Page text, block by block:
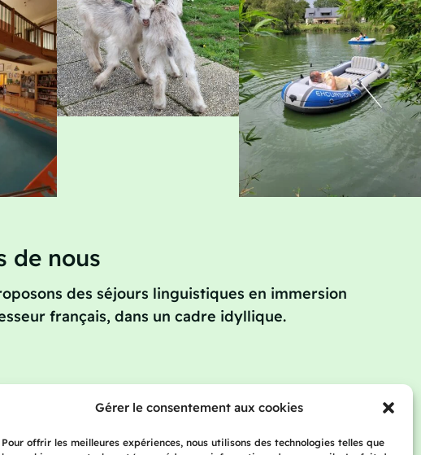
Gérer le consentement aux cookies
Pour offrir les meilleures expériences, nous utilisons des technologies telles que
de nous
des séjours linguistiques en immersion
français, dans un cadre idyllique.
apprenantes Tarifs Blog Contact